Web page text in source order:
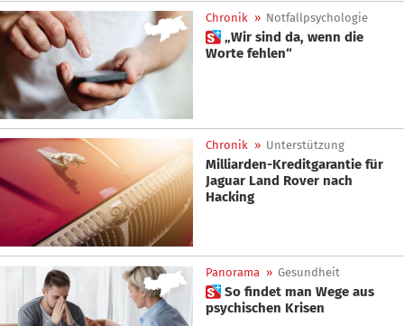
Chronik » Notfallpsychologie
 „Wir sind da, wenn die
Worte fehlen“
Chronik » Unterstützung
Milliarden-Kreditgarantie für
Jaguar Land Rover nach
Hacking
Panorama » Gesundheit
 So findet man Wege aus
psychischen Krisen